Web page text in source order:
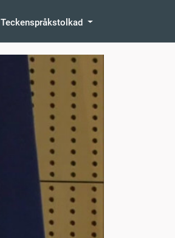
Teckenspråkstolkad